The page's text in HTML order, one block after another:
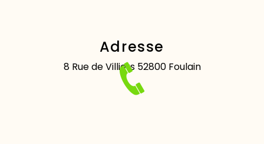
Adresse
8 Rue de Villiers 52800 Foulain